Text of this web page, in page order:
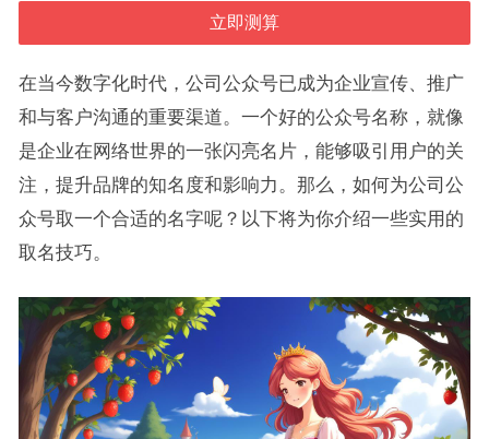
在当今数字化时代，公司公众号已成为企业宣传、推广
和与客户沟通的重要渠道。一个好的公众号名称，就像
是企业在网络世界的一张闪亮名片，能够吸引用户的关
注，提升品牌的知名度和影响力。那么，如何为公司公
众号取一个合适的名字呢？以下将为你介绍一些实用的
取名技巧。